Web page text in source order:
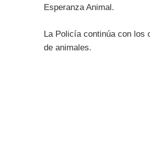
Esperanza Animal.
La Policía continúa con los
de animales.